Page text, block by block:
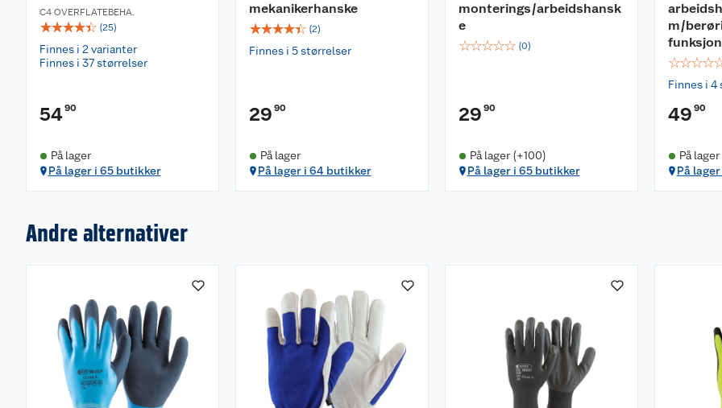
C4 OVERFLATEBEHA.
☆☆☆☆☆ (25)
Finnes i 2 varianter
Finnes i 37 størrelser
5490
På lager
På lager i 65 butikker
mekanikerhanske
☆☆☆☆☆ (2)
Finnes i 5 størrelser
29 90
På lager
På lager i 64 butikker
monterings/arbeidshansk
e
☆☆☆☆☆ (0)
29 90
På lager (+100)
På lager i 65 butikker
m/
funksjon
☆☆☆☆
Finnes i 4
49 90
På lager
På
Andre alternativer